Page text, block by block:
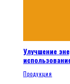
Улучшение
Продукция